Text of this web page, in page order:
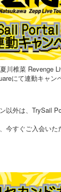
川椎菜 Revenge
にて連動キャン
以外は、TrySail
今すぐご入会いた